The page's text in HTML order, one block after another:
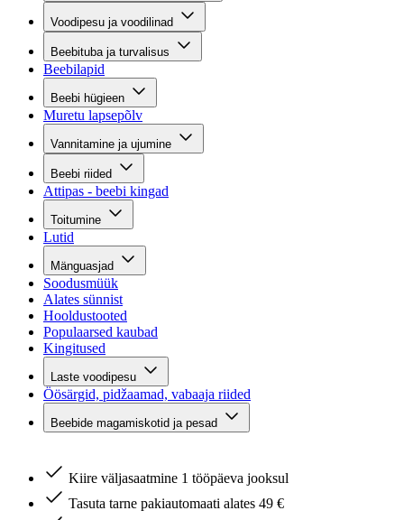
Voodipesu ja voodilinad
Beebituba ja turvalisus
Beebilapid
Beebi hügieen
Muretu lapsepõlv
Vannitamine ja ujumine
Beebi riided
Attipas - beebi kingad
Toitumine
Lutid
Mänguasjad
Soodusmüük
Alates sünnist
Hooldustooted
Populaarsed kaubad
Kingitused
Laste voodipesu
Öösärgid, pidžaamad, vabaaja riided
Beebide magamiskotid ja pesad
Kiire väljasaatmine 1 tööpäeva jooksul
Tasuta tarne pakiautomaati alates 49 €